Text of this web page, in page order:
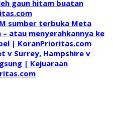
gaun hitam buatan
sumber terbuka Meta
atau menyerahkannya ke
| KoranPrioritas.com
v Surrey, Hampshire v
| Kejuaraan